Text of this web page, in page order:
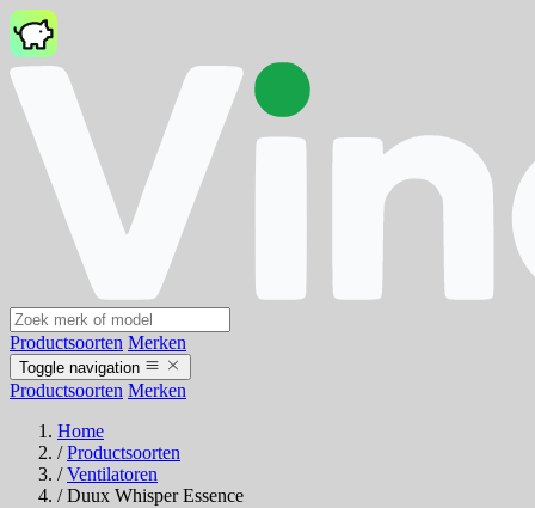
Productsoorten Merken
Toggle navigation
Productsoorten Merken
Home
/ Productsoorten
/ Ventilatoren
/ Duux Whisper Essence